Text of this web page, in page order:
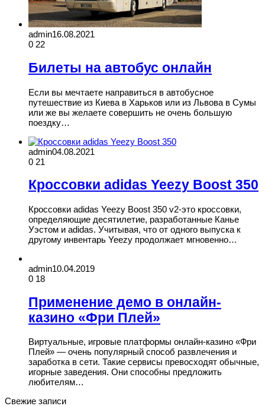
admin16.08.2021
0 22
Билеты на автобус онлайн
Если вы мечтаете направиться в автобусное
путешествие из Киева в Харьков или из Львова в Сумы
или же вы желаете совершить не очень большую
поездку…
admin04.08.2021
0 21
Кроссовки adidas Yeezy Boost 350
Кроссовки adidas Yeezy Boost 350 v2-это кроссовки,
определяющие десятилетие, разработанные Канье
Уэстом и adidas. Учитывая, что от одного выпуска к
другому инвентарь Yeezy продолжает мгновенно…
admin10.04.2019
0 18
Применение демо в онлайн-
казино «Фри Плей»
Виртуальные, игровые платформы онлайн-казино «Фри
Плей» — очень популярный способ развлечения и
заработка в сети. Такие сервисы превосходят обычные,
игорные заведения. Они способны предложить
любителям…
Свежие записи